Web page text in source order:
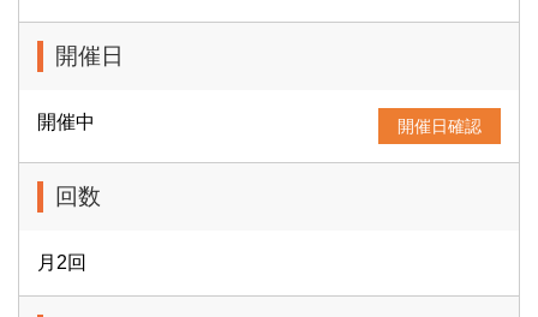
開催日
開催中 開催日確認
回数
月2回